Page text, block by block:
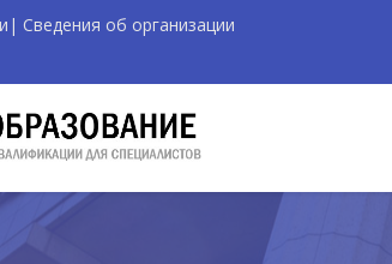
| Сведения об организации